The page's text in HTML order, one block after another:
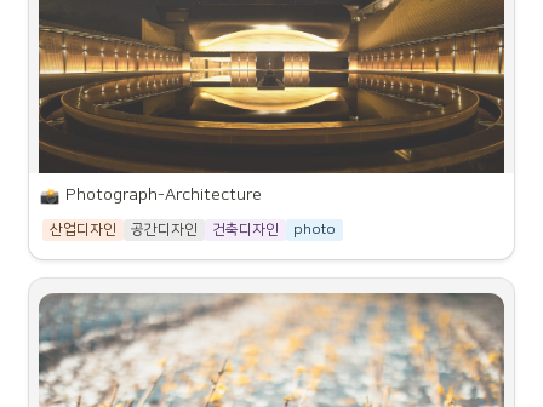
을 제공하도록 하여 관계와 성과를 개선시킨다.
Photograph-Architecture
산업디자인 공간디자인 건축디자인 photo